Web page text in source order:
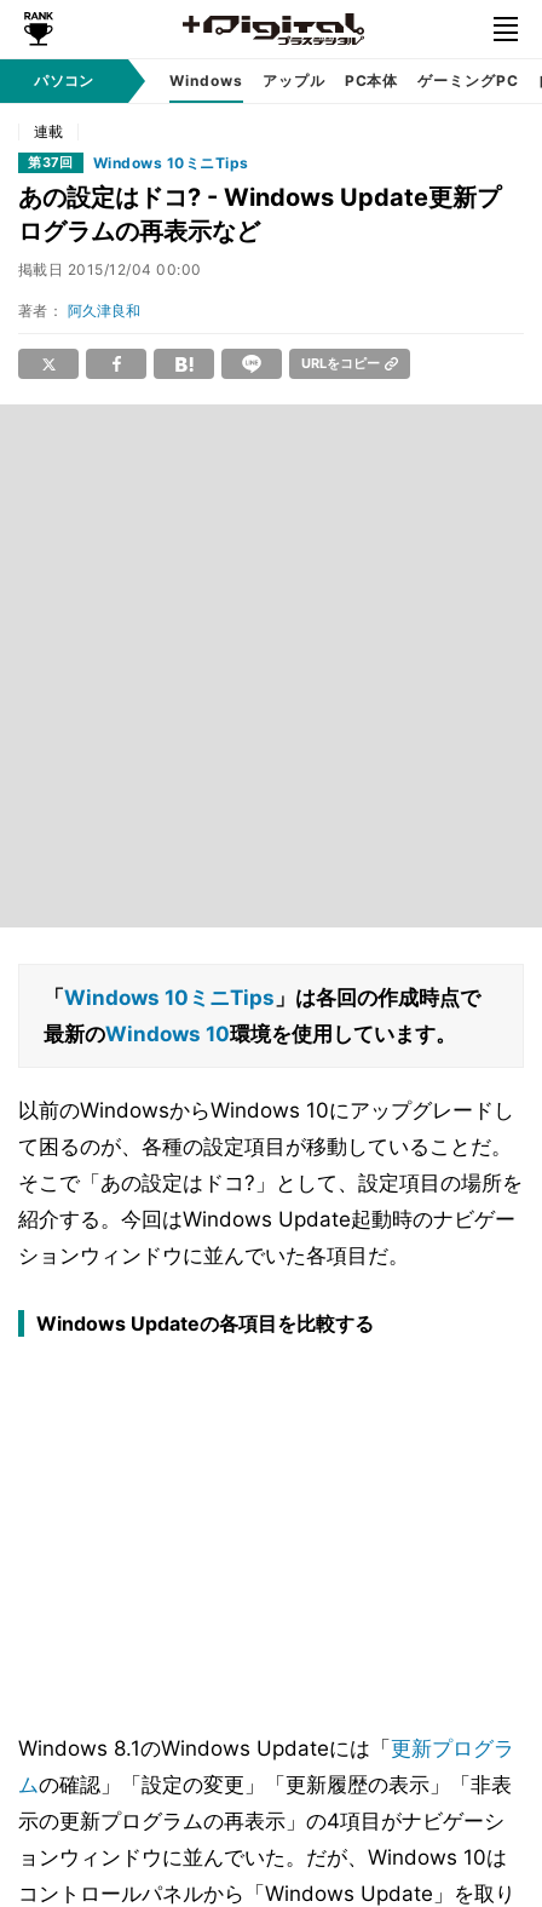
パソコン Windows アップル PC本体 ゲーミングPC
連載
第37回 Windows 10ミニTips
あの設定はドコ? - Windows Update更新プ
ログラムの再表示など
掲載日 2015/12/04 00:00
著者： 阿久津良和
URLをコピー
「 Windows 10ミニTips 」は各回の作成時点で
最新のWindows 10環境を使用しています。
以前のWindowsからWindows 10にアップグレードし
て困るのが、各種の設定項目が移動していることだ。
そこで「あの設定はドコ?」として、設定項目の場所を
紹介する。今回はWindows Update起動時のナビゲー
ションウィンドウに並んでいた各項目だ。
Windows Updateの各項目を比較する
Windows 8.1のWindows Updateには「 更新プログラ
ムの確認」「設定の変更」「更新履歴の表示」「非表
示の更新プログラムの再表示」の4項目がナビゲーシ
ョンウィンドウに並んでいた。だが、Windows 10は
コントロールパネルから「Windows Update」を取り